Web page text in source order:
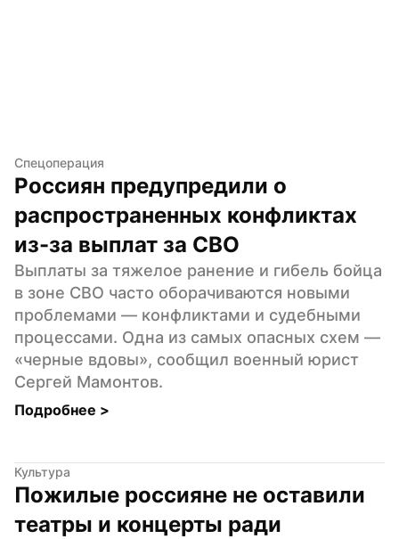
Спецоперация
Россиян предупредили о
распространенных конфликтах
из-за выплат за СВО
Выплаты за тяжелое ранение и гибель бойца
в зоне СВО часто оборачиваются новыми
проблемами — конфликтами и судебными
процессами. Одна из самых опасных схем —
«черные вдовы», сообщил военный юрист
Сергей Мамонтов.
Подробнее >
Культура
Пожилые россияне не оставили
театры и концерты ради